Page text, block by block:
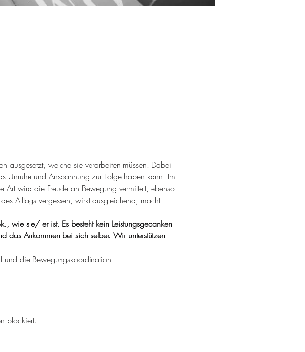
ausgesetzt, welche sie verarbeiten müssen. Dabei
Unruhe und Anspannung zur Folge haben kann. Im
wird die Freude an Bewegung vermittelt, ebenso
Alltags vergessen, wirkt ausgleichend, macht
wie sie/ er ist. Es besteht kein Leistungsgedanken
das Ankommen bei sich selber. Wir unterstützen
und die Bewegungskoordination
blockiert.